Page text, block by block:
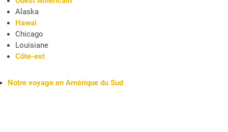
Alaska
Hawai
Chicago
Louisiane
Côte-est
Notre voyage en Amérique du Sud